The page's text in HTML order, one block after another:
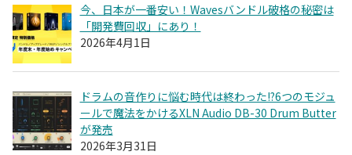
今、日本が一番安い！Wavesバンドル破格の秘密は
「開発費回収」にあり！
2026年4月1日
ドラムの音作りに悩む時代は終わった!?6つのモジュ
ールで魔法をかけるXLN Audio DB-30 Drum Butter
が発売
2026年3月31日